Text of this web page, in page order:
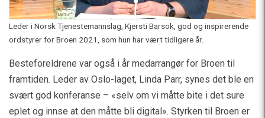
Leder i Norsk Tjenestemannslag, Kjersti Barsok, god og inspirerende
ordstyrer for Broen 2021, som hun har vært tidligere år.
Besteforeldrene var også i år medarrangør for Broen til
framtiden. Leder av Oslo-laget, Linda Parr, synes det ble en
svært god konferanse – «selv om vi måtte bite i det sure
eplet og innse at den måtte bli digital». Styrken til Broen er